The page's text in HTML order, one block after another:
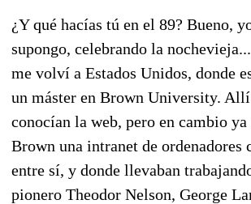
¿Y qué hacías tú en el 89? Bueno,
supongo, celebrando la
me volví a Estados Unidos, donde
un máster en Brown University.
conocían la web, pero en cambio
Brown una intranet de ordenadores
entre sí, y donde llevaban
pionero Theodor Nelson, George